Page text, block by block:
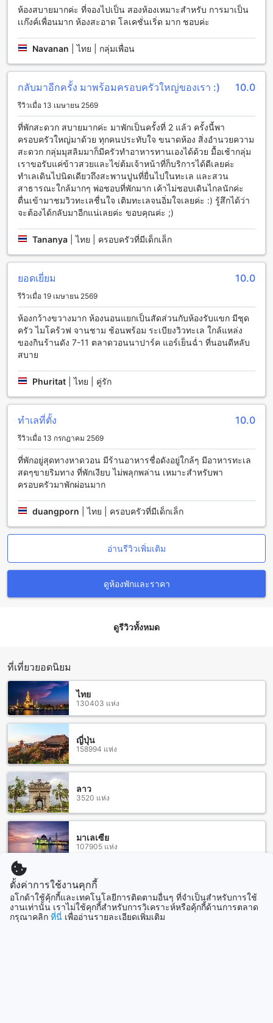
อื่นๆ ที่พักยังมีบริการซักรีดและรับซักรีด ที่เก็บเอกสารสัมผัส การ
ทำความสะอาดห้องพักทุกวัน และล้างผ้าเอง
สิ่งอำนวยความสะดวกทางการขนส่งที่ บีบีจี ซีไซด์ ลักชัวเรียส
เซอร์วิส อพาร์ตเมนท์
บีบีจี ซีไซด์ ลักชัวเรียส เซอร์วิส อพาร์ตเมนท์ มีสิ่งอำนวยความ
สะดวกทางการขนส่งหลายอย่างที่จะช่วยให้คุณเดินทางได้อย่าง
สะดวกสบาย โดยสิ่งที่คุณสามารถใช้งานได้รวดเร็วและง่ายดาย
ได้แก่ ที่จอดรถส่วนตัว บริการแท็กซี่ และที่จอดรถฟรีอยู่ในสถานที่
ที่จอดรถส่วนตัวที่บีบีจี ซีไซด์ ลักชัวเรียส เซอร์วิส อพาร์ตเมนท์ จะ
ช่วยให้คุณมีความสะดวกสบายในการเดินทางมาถึงที่พัก คุณ
สามารถจอดรถส่วนตัวได้ในพื้นที่ใกล้เคียงอาคารพักอย่างสะดวก
สบาย
นอกจากนี้ บริการแท็กซี่ยังมีให้บริการที่บีบีจี ซีไซด์ ลักชัวเรียส
เซอร์วิส อพาร์ตเมนท์ เพื่อช่วยให้คุณสามารถเดินทางไปยังสถานที่
ต่างๆในชลบุรีได้อย่างสะดวกสบาย
นอกจากนี้ยังมีที่จอดรถฟรีให้บริการอยู่ในสถานที่ เพื่อให้คุณ
ชัวเรียส เซอร์วิส อพาร์ตเมนท์
สะดวกในการรับประทานอาหารที่หลากหลายให้เลือกตามความ
ต้องการของแขก ที่นี่มีร้านอาหารที่สร้างสรรค์และเสน่ห์ที่มอบ
อรรถรสชาติที่ยอดเยี่ยม แขกสามารถเพลิดเพลินกับอาหารท้องถิ่น
และอาหารนานาชาติที่สดใหม่ทุกวัน นอกจากนี้ยังมีบริการรูม
เซอร์วิสที่ให้บริการเมนูอาหารคุณภาพสูงสำหรับแขกที่ต้องการสั่ง
อาหารในห้องพักของพวกเขา และนอกจากนี้ยังมีบริการทำความ
สะอาดห้องพักทุกวันเพื่อให้แขกมีความสะอาดและสะดวกสบายใน
การใช้ชีวิตประจำวัน
ห้องพักที่บีบีจี ซีไซด์ ลักชัวเรียส เซอร์วิส อพาร์ตเมนท์
บีบีจี ซีไซด์ ลักชัวเรียส เซอร์วิส อพาร์ตเมนท์ ให้บริการห้องพัก
หลากหลายประเภท เพื่อตอบสนองความต้องการของผู้เข้าพักทุก
คน หากคุณกำลังมองหาห้องพักที่มีพื้นที่กว้างขวางและสะดวก
สบาย ห้องพักประเภท 1 ห้องนอน ให้พื้นที่ 40 ตารางเมตร พร้อม
เตียงขนาดคิงไซส์ สำหรับผู้เข้าพักที่มีความต้องการห้องพักหลาย
เตียงขนาดดับเบิล 2 เตียง
บางแสน: แหล่งท่องเที่ยวที่สุดคุ้มค่าในชลบุรี
บางแสนเป็นหนึ่งในเมืองท่องเที่ยวที่น่าสนใจในจังหวัดชลบุรี มีทั้ง
สถานที่ท่องเที่ยวที่ได้รับความนิยมอย่างมากคือ อ่าวแสนซี ซึ่งเป็น
อ่าวที่มีความงดงามและน้ำทะเลใสสวย นอกจากนี้ยังมีหาดทราย
พิพิธภัณฑ์สมเด็จพระเจ้าตากสิน ที่นี่ยังมีตลาดนัดที่น่าสนใจให้
วิธีการเดินทางจากสนามบินไปยังบีบีจี ซีไซด์ ลักชัวเรียส เซอร์วิส
เมื่อคุณเดินทางมาถึงสนามบินใกล้ชลบุรี เช่น สนามบินนานาชาติ
สุวรรณภูมิ หรือ สนามบินอู่ตะเภา คุณสามารถเดินทางไปยังบีบีจี
ซีไซด์ ลักชัวเรียส เซอร์วิส อพาร์ตเมนท์ได้หลายวิธี หากคุณ
ต้องการความสะดวกสบาย คุณสามารถเช่ารถแท็กซี่หรือรถเช่า
ส่วนตัวได้ที่สนามบิน แต่หากคุณต้องการเลือกทางเลือกที่คุ้มค่า
กว่า คุณสามารถใช้บริการรถรับส่งของโรงแรมหรือบริการรถรับ
ส่งสนามบินที่มีอยู่ในชุมชน บีบีจี ซีไซด์ ลักชัวเรียส เซอร์วิส อพาร์
ตเมนท์ตั้งอยู่ในทำเลที่สะดวกสบาย ใกล้กับทางด่วนพัทยา-ระยอง
และใกล้กับแหล่งท่องเที่ยวชั้นนำในชลบุรี เช่น ฟาร์มสามพันนา
และพิพิธภัณฑ์เรือพระจันทร์
สถานที่ท่องเที่ยวใกล้ บีบีจี ซีไซด์ ลักชัวเรียส เซอร์วิส อพาร์ตเมนท์
กับหลายสถานที่ท่องเที่ยวที่น่าสนใจในชลบุรี ไทย
หาดบางแสน เป็นหาดที่สวยงามและเงียบสงบ ที่นี่มีทรายขาวและ
น้ำทะเลใส คุณสามารถพักผ่อนและสัมผัสกับความสดชื่นของท้อง
ทะเลได้
เขาสามมุก เป็นเขาที่สูงและมีวิวที่สวยงามของชายฝั่งทะเล คุณ
ห้องสบายมากค่ะ ที่จองไปเป็น สองห้องเหมาะสำหรับ การมาเป็น
เเก๊งค์เพื่อนมาก ห้องสะอาด โลเคชั่นเริ่ด มาก ชอบค่ะ
Navanan |ไทย | กลุ่มเพื่อน
กลับมาอีกครั้ง มาพร้อมครอบครัวใหญ่ของเรา :) 10.0
รีวิวเมื่อ 13 เมษายน 2569
ที่พักสะดวก สบายมากค่ะ มาพักเป็นครั้งที่ 2 แล้ว ครั้งนี้พา
ครอบครัวใหญ่มาด้วย ทุกคนประทับใจ ขนาดห้อง สิ่งอำนวยความ
สะดวก กลุ่มมุสลิมมาก็มีครัวทำอาหารทานเองได้ด้วย มื้อเช้ากลุ่ม
เราขอรับแค่ข้าวสวยและไข่ต้มเจ้าหน้าที่ก็บริการได้ดีเลยค่ะ
ทำเลเดินไปนิดเดียวถึงสะพานปูนที่ยื่นไปในทะเล และสวน
สาธารณะใกล้มากๆ พ่อชอบที่พักมาก เค้าไม่ชอบเดินไกลนักค่ะ
ตื่นเข้ามาชมวิวทะเลชื่นใจ เติมทะเลจนอิ่มใจเลยค่ะ :) รู้สึกได้ว่า
จะต้องได้กลับมาอีกแน่เลยค่ะ ขอบคุณค่ะ ;)
Tananya |ไทย | ครอบครัวที่มีเด็กเล็ก
ยอดเยี่ยม 10.0
รีวิวเมื่อ 19 เมษายน 2569
ห้องกว้างขวางมาก ห้องนอนแยกเป็นสัดส่วนกับห้องรับแขก มีชุด
ครัว ไมโคร้วฟ จานชาม ช้อนพร้อม ระเบียงวิวทะเล ใกล้แหล่ง
ของกินร้านดัง 7-11 ตลาดวอนนาปาร์ค แอร์เย็นฉ่ำ ที่นอนดีหลับ
สบาย
Phuritat |ไทย | คู่รัก
ทำเลที่ตั้ง 10.0
รีวิวเมื่อ 13 กรกฎาคม 2569
ที่พักอยู่สุดทางหาดวอน มีร้านอาหารชื่อดังอยู่ใกล้ๆ มีอาหารทะเล
สดๆขายริมทาง ที่พักเงียบ ไม่พลุกพล่าน เหมาะสำหรับพา
ครอบครัวมาพักผ่อนมาก
duangporn |ไทย | ครอบครัวที่มีเด็กเล็ก
อ่านรีวิวเพิ่มเติม
ดูห้องพักและราคา
ดูรีวิวทั้งหมด
ที่เที่ยวยอดนิยม
ไทย
130403 แห่ง
ญี่ปุ่น
158994 แห่ง
ลาว
3520 แห่ง
มาเลเซีย
107905 แห่ง
สิงคโปร์
1505 แห่ง
ตั้งค่าการใช้งานคุกกี้
อโกด้าใช้คุ้กกี้และเทคโนโลยีการติดตามอื่นๆ ที่จำเป็นสำหรับการใช้
งานเท่านั้น เราไม่ใช้คุกกี้สำหรับการวิเคราะห์หรือคุ้กกี้ด้านการตลาด
กรุณาคลิก ที่นี่ เพื่ออ่านรายละเอียดเพิ่มเติม